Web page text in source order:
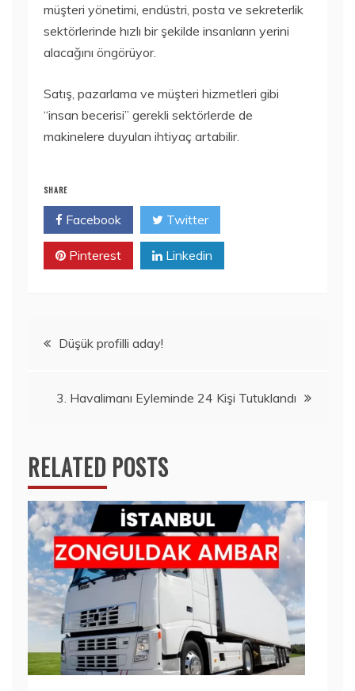
müşteri yönetimi, endüstri, posta ve sekreterlik
sektörlerinde hızlı bir şekilde insanların yerini
alacağını öngörüyor.
Satış, pazarlama ve müşteri hizmetleri gibi
“insan becerisi” gerekli sektörlerde de
makinelere duyulan ihtiyaç artabilir.
SHARE
Facebook Twitter
Pinterest Linkedin
YazıDüşük profilli aday!
3. Havalimanı Eyleminde 24 Kişi Tutuklandı
RELATED POSTS